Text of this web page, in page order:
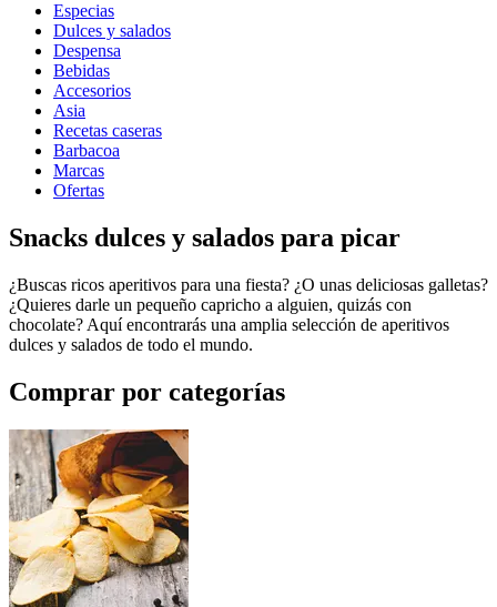
Especias
Dulces y salados
Despensa
Bebidas
Accesorios
Asia
Recetas caseras
Barbacoa
Marcas
Ofertas
Snacks dulces y salados para picar
¿Buscas ricos aperitivos para una fiesta? ¿O unas deliciosas galletas?
¿Quieres darle un pequeño capricho a alguien, quizás con
chocolate? Aquí encontrarás una amplia selección de aperitivos
dulces y salados de todo el mundo.
Comprar por categorías